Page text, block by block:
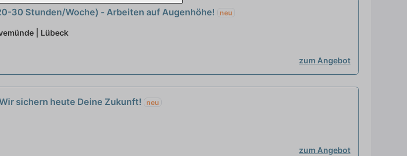
30 Stunden/Woche) - Arbeiten auf Augenhöhe! neu
| Lübeck
zum Angebot
sichern heute Deine Zukunft! neu
zum Angebot